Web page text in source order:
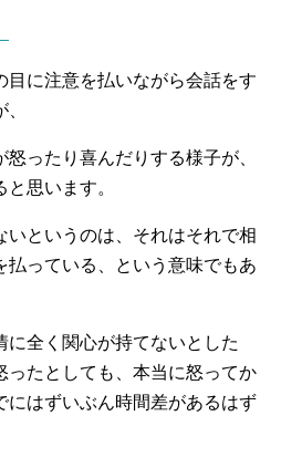
目に注意を払いながら会話をす
ったり喜んだりする様子が、
思います。
いというのは、それはそれで相
払っている、という意味でもあ
に全く関心が持てないとした
ったとしても、本当に怒ってか
にはずいぶん時間差があるはず